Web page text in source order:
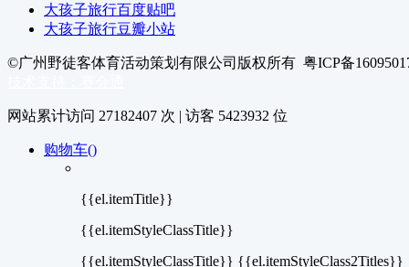
大孩子旅行百度贴吧
大孩子旅行豆瓣小站
©广州野徒客体育活动策划有限公司版权所有 粤ICP备
网站累计访问 27182407 次 | 访客 5423932 位
购物车()
{{el.itemTitle}}
{{el.itemStyleClassTitle}}
{{el.itemStyleClassTitle}} {{el.itemStyleClass2Titles}}